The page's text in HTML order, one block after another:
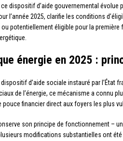
dispositif d’aide gouvernemental
l’année 2025, clarifie les conditions
potentiellement éligible pour la
énergie en 2025 :
d’aide sociale instauré par l’État
de l’énergie, ce mécanisme a connu
financier direct aux foyers les plus
son principe de fonctionnement –
modifications substantielles ont